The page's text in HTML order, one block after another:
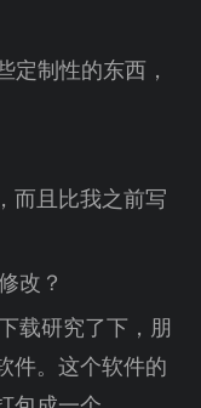
定制性的东西，
而且比我之前写
改？
载研究了下，朋
件。这个软件的